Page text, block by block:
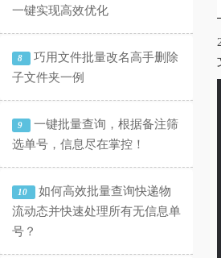
一键实现高效优化
8
巧用文件批量改名高手删除
子文件夹一例
9
一键批量查询，根据备注筛
选单号，信息尽在掌控！
10
如何高效批量查询快递物
流动态并快速处理所有无信息单
号？